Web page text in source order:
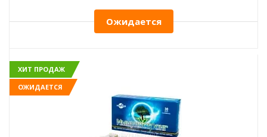
Ожидается
ХИТ ПРОДАЖ
ОЖИДАЕТСЯ